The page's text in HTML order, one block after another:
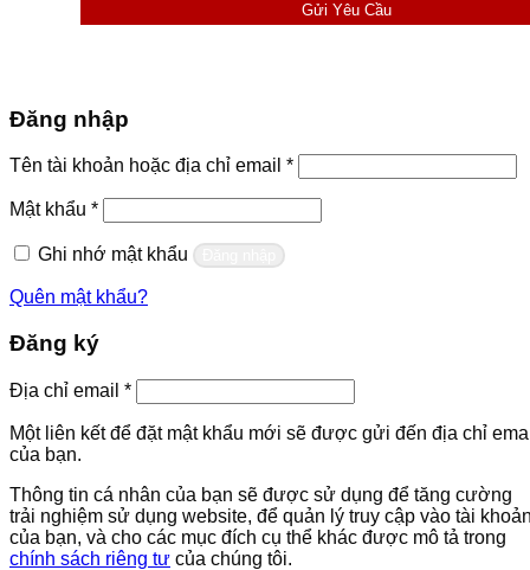
Gửi Yêu Cầu
Đăng nhập
Tên tài khoản hoặc địa chỉ email *Bắt
buộc
Mật khẩu *Bắt
buộc
Ghi nhớ mật khẩu
Quên mật khẩu?
Đăng ký
Địa chỉ email *Bắt
buộc
Một liên kết để đặt mật khẩu mới sẽ được gửi đến địa chỉ
của bạn.
Thông tin cá nhân của bạn sẽ được sử dụng để tăng cường
trải nghiệm sử dụng website, để quản lý truy cập vào tài
của bạn, và cho các mục đích cụ thể khác được mô tả trong
chính sách riêng tư của chúng tôi.